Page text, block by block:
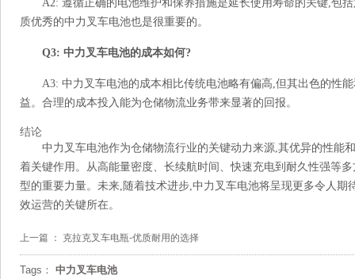
A2: 遵循正确的电池维护和保养措施是延长使用寿命的关键,包
质优秀的中力叉车电池也是很重要的。
Q3: 中力叉车电池的成本如何?
A3: 中力叉车电池的成本相比传统电池略有偏高,但其出色的性
益。合理的成本投入能为仓储物流业务带来显著的回报。
结论
中力叉车电池作为仓储物流行业的关键动力来源,其优异的性能
着关键作用。从高能量密度、长续航时间、快速充电到耐久性强等
型的重要力量。未来,随着技术进步,中力叉车电池将呈现更多令人
效运营的关键所在。
上一篇 ： 克拉克叉车电瓶-优质耐用的选择
Tags： 中力叉车电池